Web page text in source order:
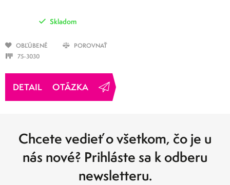
Skladom
OBĽÚBENÉ
POROVNAŤ
75-3030
OTÁZKA
Chcete vedieť o všetkom, čo je u
nás nové? Prihláste sa k odberu
newsletteru.